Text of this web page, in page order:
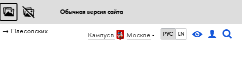
Обычная версия сайта
Кампус в Москве РУС EN
Плесовских